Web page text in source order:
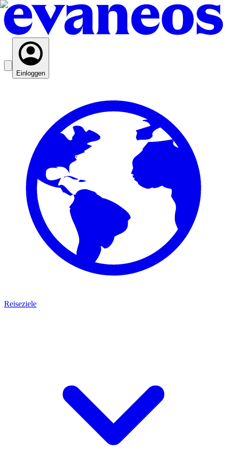
Einloggen
Reiseziele